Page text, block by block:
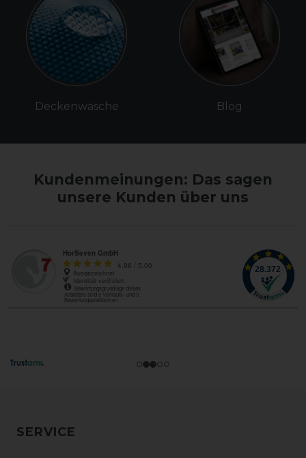
Deckenwäsche Blog
Kundenmeinungen: Das sagen
unsere Kunden über uns
SERVICE